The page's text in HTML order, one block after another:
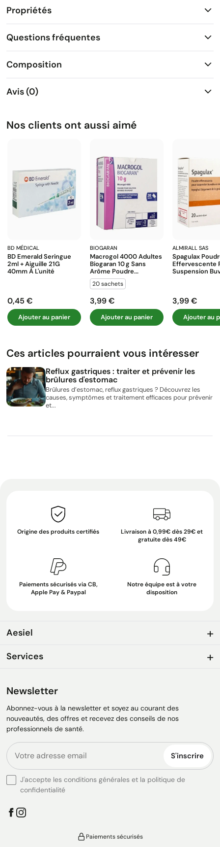
Propriétés
Questions fréquentes
Composition
Avis (0)
Nos clients ont aussi aimé
BD MÉDICAL
BD Emerald Seringue
2ml + Aiguille 21G
40mm À L'unité
Prix
0,45 €
Ajouter au panier
BIOGARAN
Macrogol 4000 Adultes
Biogaran 10 G Sans
Arôme Poudre...
20 sachets
Prix
3,99 €
Ajouter au panier
ALMIRALL SAS
Spagulax
Effervescente
Suspension
Prix
3,99 €
Ajouter au
Ces articles pourraient vous intéresser
Reflux gastriques : traiter et prévenir les
brûlures d'estomac
Brûlures d’estomac, reflux gastriques ? Découvrez les
causes, symptômes et traitement efficaces pour prévenir
et...
Origine des produits certifiés
Livraison à 0,99€ dès 29€ et
gratuite dès 49€
Paiements sécurisés via CB,
Apple Pay & Paypal
Notre équipe est à votre
disposition
Aesiel
Services
Newsletter
Abonnez-vous à la newsletter et soyez au courant des
nouveautés, des offres et recevez des conseils de nos
professionnels de santé.
S'inscrire
J'accepte les conditions générales et la politique de
confidentialité
Paiements sécurisés